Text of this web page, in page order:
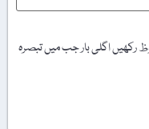
رکھیں اگلی بار جب میں تبصرہ